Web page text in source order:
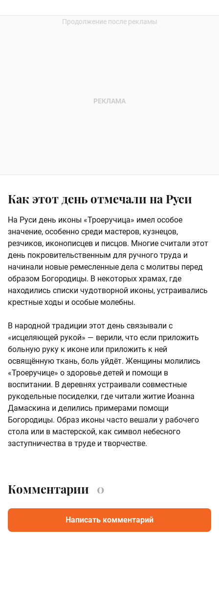
Как этот день отмечали на Руси
На Руси день иконы «Троеручица» имел особое
значение, особенно среди мастеров, кузнецов,
резчиков, иконописцев и писцов. Многие считали этот
день покровительственным для ручного труда и
начинали новые ремесленные дела с молитвы перед
образом Богородицы. В некоторых храмах, где
находились списки чудотворной иконы, устраивались
крестные ходы и особые молебны.
В народной традиции этот день связывали с
«исцеляющей рукой» — верили, что если приложить
больную руку к иконе или приложить к ней
освящённую ткань, боль уйдёт. Женщины молились
«Троеручице» о здоровье детей и помощи в
воспитании. В деревнях устраивали совместные
рукодельные посиделки, где читали житие Иоанна
Дамаскина и делились примерами помощи
Богородицы. Образ иконы часто вешали у рабочего
стола или в мастерской, как символ небесного
заступничества в труде и творчестве.
Комментарии 0
Написать комментарий